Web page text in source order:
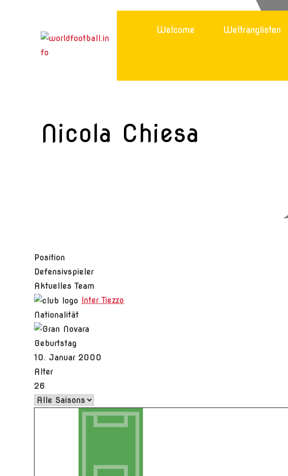
Welcome Weltranglisten
Nicola Chiesa
Position
Defensivspieler
Aktuelles Team
Inter Tiezzo
Nationalität
Geburtstag
10. Januar 2000
Alter
26